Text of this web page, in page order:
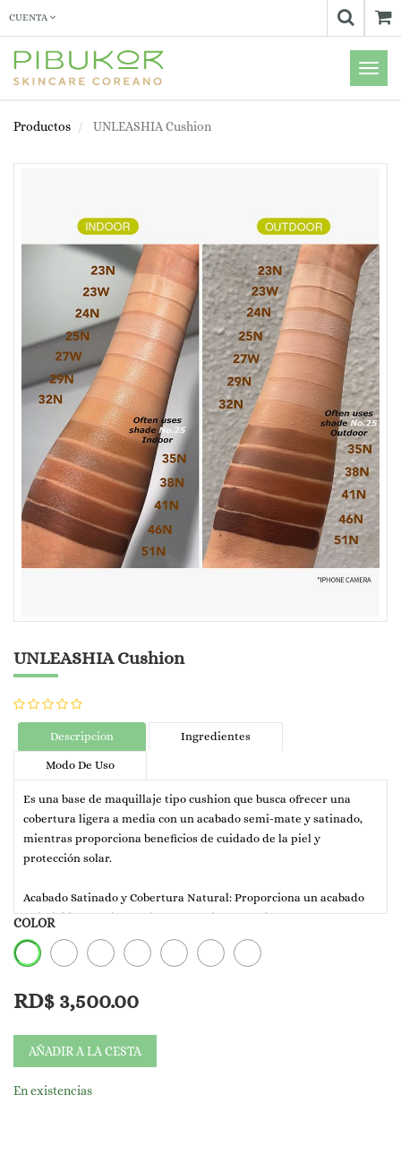
CUENTA
Menú
de
Productos
UNLEASHIA Cushion
UNLEASHIA Cushion
Descripcion Ingredientes
Modo De Uso
Es una base de maquillaje tipo cushion que busca ofrecer una
cobertura ligera a media con un acabado semi-mate y satinado,
mientras proporciona beneficios de cuidado de la piel y
protección solar.
Acabado Satinado y Cobertura Natural: Proporciona un acabado
"saludable y verde" que luce natural, no pesado. Ofrece una
cobertura que unifica el tono de la piel y disimula imperfecciones
sin crear un "efecto máscara". El acabado es descrito como semi-
ni excesivamente brillante, ideal para un aspecto fresco y
radiante.
Protección Solar (SPF30 PA++): Un factor importante,
rayos UVA y UVB, ayudando a prevenir el daño solar y el
COLOR
RD$ 3,500.00
AÑADIR A LA CESTA
En existencias